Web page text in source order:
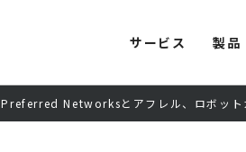
サービス 製品
Preferred Networksとアフレル、ロボット